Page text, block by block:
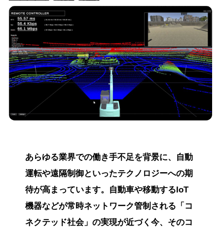
あらゆる業界での働き手不足を背景に、自動
運転や遠隔制御といったテクノロジーへの期
待が高まっています。自動車や移動するIoT
機器などが常時ネットワーク管制される「コ
ネクテッド社会」の実現が近づく今、そのコ